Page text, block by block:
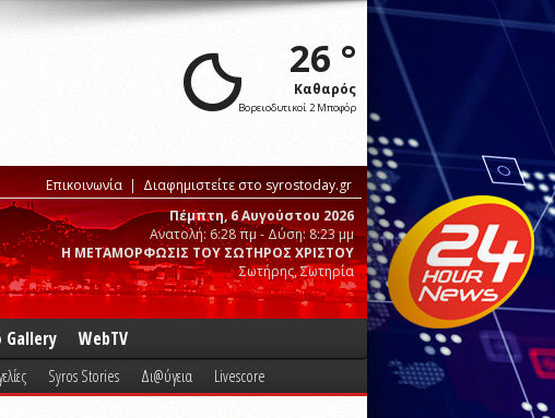
26 °
Καθαρός
Βορειοδυτικοί 2 Μποφόρ
Επικοινωνία
Διαφημιστείτε στο syrostoday.gr
Πέμπτη, 6 Αυγούστου 2026
Ανατολή: 6:28 πμ - Δύση: 8:23 μμ
Η ΜΕΤΑΜΟΡΦΩΣΙΣ ΤΟΥ ΣΩΤΗΡΟΣ ΧΡΙΣΤΟΥ
Σωτήρης, Σωτηρία
Gallery WebTV
Syros Stories Δι@ύγεια Livescore